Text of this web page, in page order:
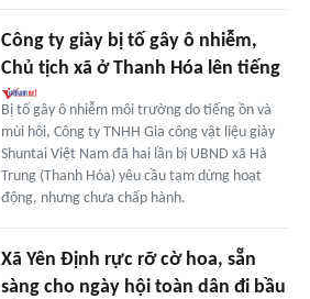
Công ty giày bị tố gây ô nhiễm,
Chủ tịch xã ở Thanh Hóa lên tiếng
Bị tố gây ô nhiễm môi trường do tiếng ồn và
mùi hôi, Công ty TNHH Gia công vật liệu giày
Shuntai Việt Nam đã hai lần bị UBND xã Hà
Trung (Thanh Hóa) yêu cầu tạm dừng hoạt
động, nhưng chưa chấp hành.
Xã Yên Định rực rỡ cờ hoa, sẵn
sàng cho ngày hội toàn dân đi bầu